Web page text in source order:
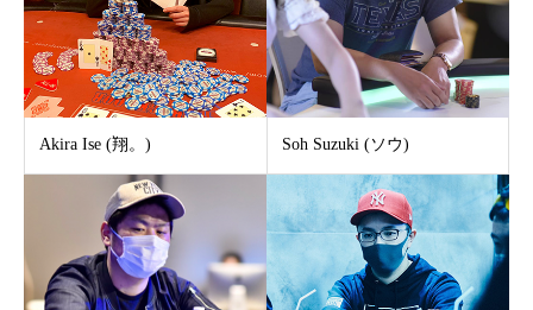
Akira Ise (翔。) Soh Suzuki (ソウ)